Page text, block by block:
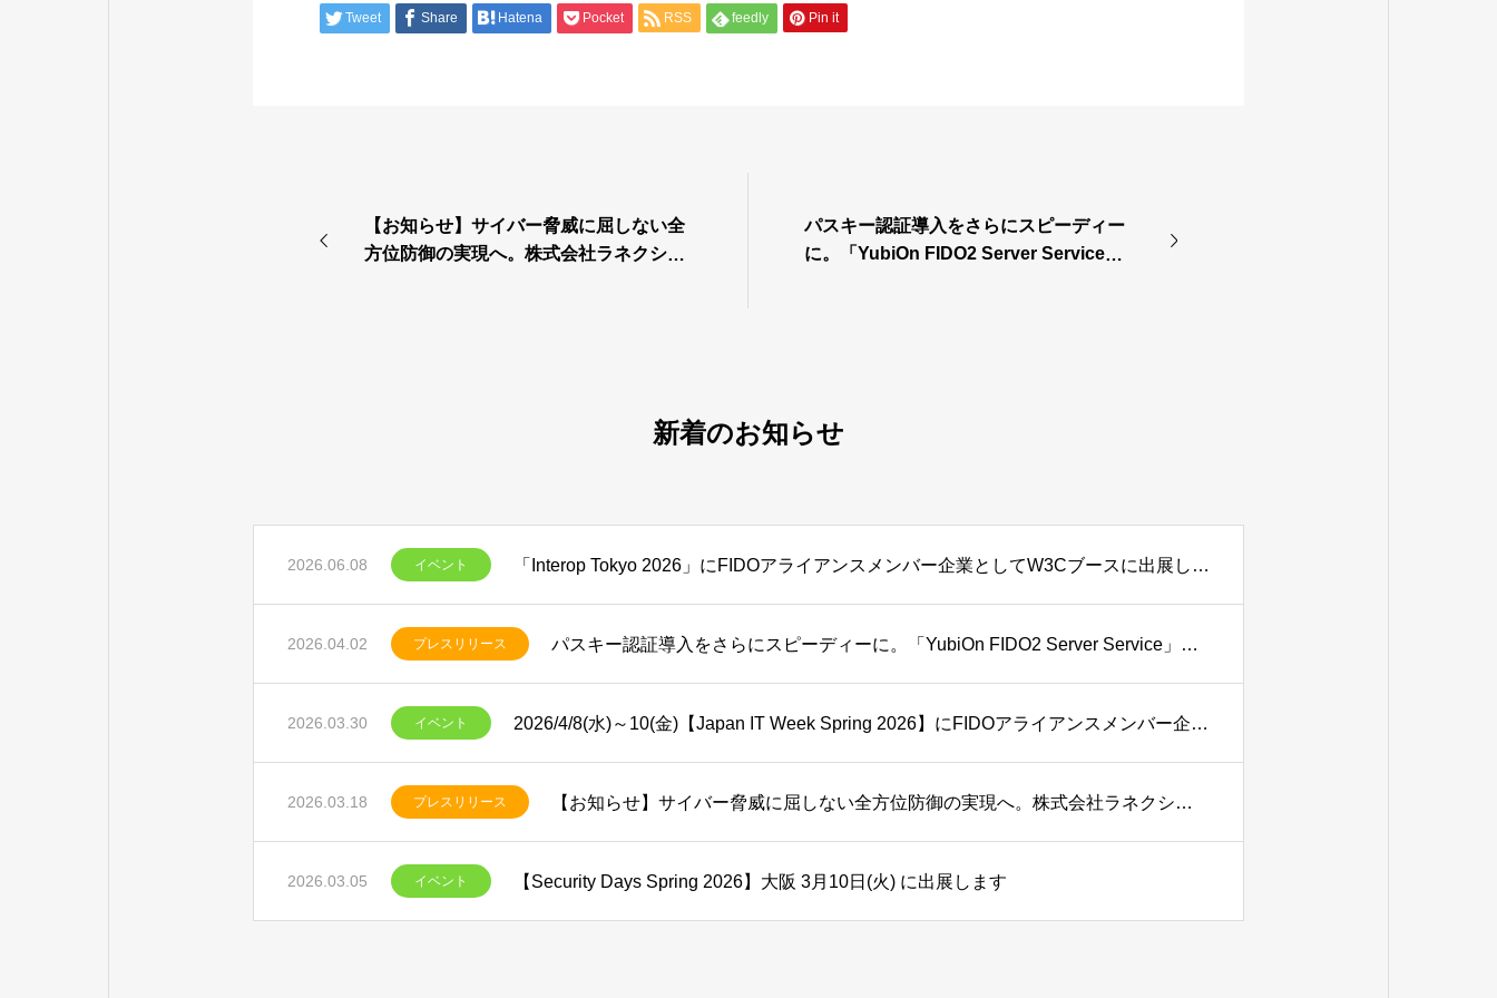
Tweet Share Hatena Pocket RSS feedly Pin it
【お知らせ】サイバー脅威に屈しない全
方位防御の実現へ。株式会社ラネクシー
パスキー認証導入をさらにスピーディー
に。「YubiOn FIDO2 Server Service」
新着のお知らせ
2026.06.08 イベント 「Interop Tokyo 2026」にFIDOアライアンスメンバー企業としてW3Cブースに出展します
2026.04.02 プレスリリース パスキー認証導入をさらにスピーディーに。「YubiOn FIDO2 Server Service」が自動決済に対応 〜問い合わせ不要、開発のリードタイムを大幅短縮〜
2026.03.30 イベント 2026/4/8(水)～10(金)【Japan IT Week Spring 2026】にFIDOアライアンスメンバー企業として出展します
2026.03.18 プレスリリース 【お知らせ】サイバー脅威に屈しない全方位防御の実現へ。株式会社ラネクシー様との協業により、YubiOnが強靭なセキュリティを提供
2026.03.05 イベント 【Security Days Spring 2026】大阪 3月10日(火) に出展します